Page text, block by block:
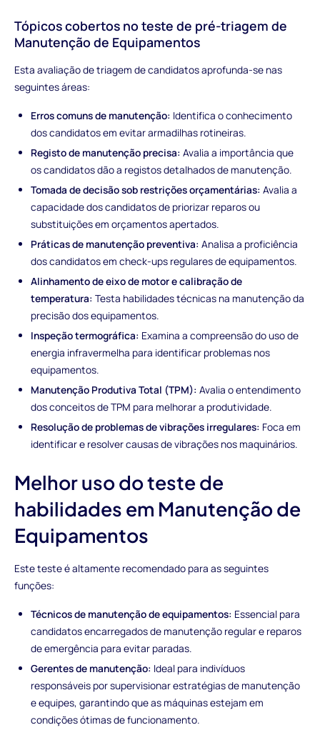
Tópicos cobertos no teste de pré-triagem de
Manutenção de Equipamentos
Esta avaliação de triagem de candidatos aprofunda-se nas
seguintes áreas:
Erros comuns de manutenção: Identifica o conhecimento
dos candidatos em evitar armadilhas rotineiras.
Registo de manutenção precisa: Avalia a importância que
os candidatos dão a registos detalhados de manutenção.
Tomada de decisão sob restrições orçamentárias: Avalia a
capacidade dos candidatos de priorizar reparos ou
substituições em orçamentos apertados.
Práticas de manutenção preventiva: Analisa a proficiência
dos candidatos em check-ups regulares de equipamentos.
Alinhamento de eixo de motor e calibração de
temperatura: Testa habilidades técnicas na manutenção da
precisão dos equipamentos.
Inspeção termográfica: Examina a compreensão do uso de
energia infravermelha para identificar problemas nos
equipamentos.
Manutenção Produtiva Total (TPM): Avalia o entendimento
dos conceitos de TPM para melhorar a produtividade.
Resolução de problemas de vibrações irregulares: Foca em
identificar e resolver causas de vibrações nos maquinários.
Melhor uso do teste de
habilidades em Manutenção de
Equipamentos
Este teste é altamente recomendado para as seguintes
funções:
Técnicos de manutenção de equipamentos: Essencial para
candidatos encarregados de manutenção regular e reparos
de emergência para evitar paradas.
Gerentes de manutenção: Ideal para indivíduos
responsáveis por supervisionar estratégias de manutenção
e equipes, garantindo que as máquinas estejam em
condições ótimas de funcionamento.